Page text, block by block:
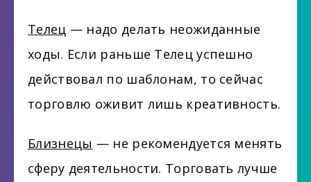
Телец — надо делать неожиданные
ходы. Если раньше Телец успешно
действовал по шаблонам, то сейчас
торговлю оживит лишь креативность.
Близнецы — не рекомендуется менять
сферу деятельности. Торговать лучше